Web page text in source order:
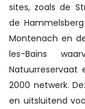
sites, zoals de
de
Montenach en
les-Bains
Natuurreservaat
2000 netwerk.
en uitsluitend